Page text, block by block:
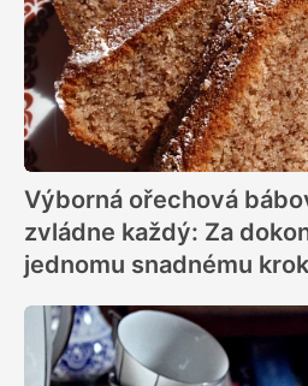
Výborná ořechová
zvládne každý: Za
jednomu snadnému